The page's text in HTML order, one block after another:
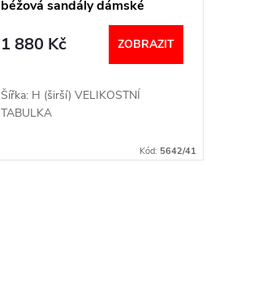
béžová sandály dámské
1 880 Kč ZOBRAZIT
Šířka: H (širší) VELIKOSTNÍ
TABULKA
Kód: 5642/41